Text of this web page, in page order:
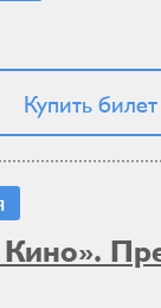
Купить билет